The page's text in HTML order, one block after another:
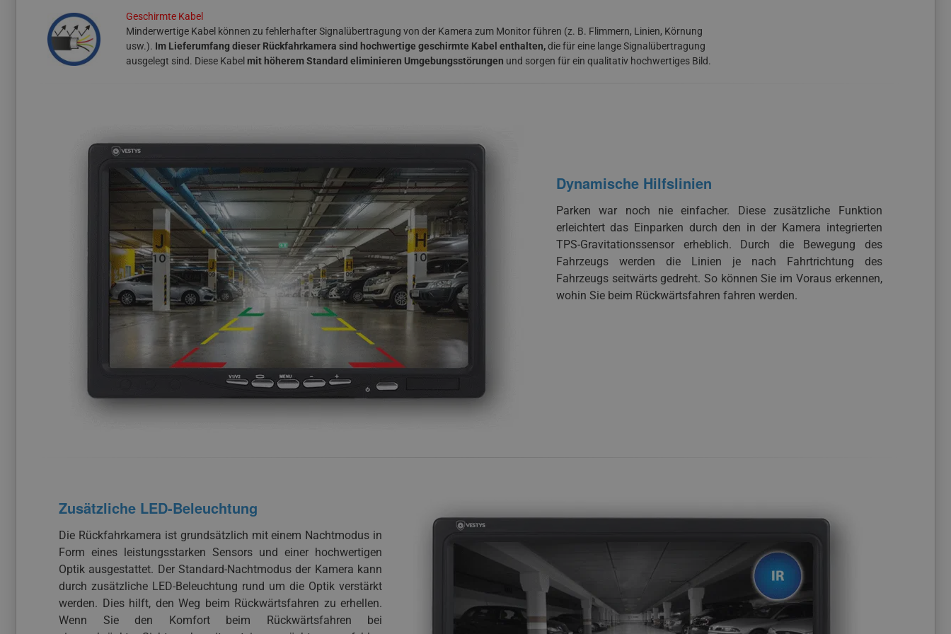
Geschirmte Kabel
Minderwertige Kabel können zu fehlerhafter Signalübertragung von der Kamera zum Monitor führen (z. B. Flimmern, Linien, Körnung
usw.). Im Lieferumfang dieser Rückfahrkamera sind hochwertige geschirmte Kabel enthalten,die für eine lange Signalübertragung
ausgelegt sind. Diese Kabel mit höherem Standard eliminieren Umgebungsstörungen und sorgen für ein qualitativ hochwertiges Bild.
Dynamische Hilfslinien
Parken war noch nie einfacher. Diese zusätzliche Funktion
erleichtert das Einparken durch den in der Kamera integrierten
TPS-Gravitationssensor erheblich. Durch die Bewegung des
Fahrzeugs werden die Linien je nach Fahrtrichtung des
Fahrzeugs seitwärts gedreht. So können Sie im Voraus erkennen,
wohin Sie beim Rückwärtsfahren fahren werden.
Zusätzliche LED-Beleuchtung
Die Rückfahrkamera ist grundsätzlich mit einem Nachtmodus in
Form eines leistungsstarken Sensors und einer hochwertigen
Optik ausgestattet. Der Standard-Nachtmodus der Kamera kann
durch zusätzliche LED-Beleuchtung rund um die Optik verstärkt
werden. Dies hilft, den Weg beim Rückwärtsfahren zu erhellen.
Wenn Sie den Komfort beim Rückwärtsfahren bei